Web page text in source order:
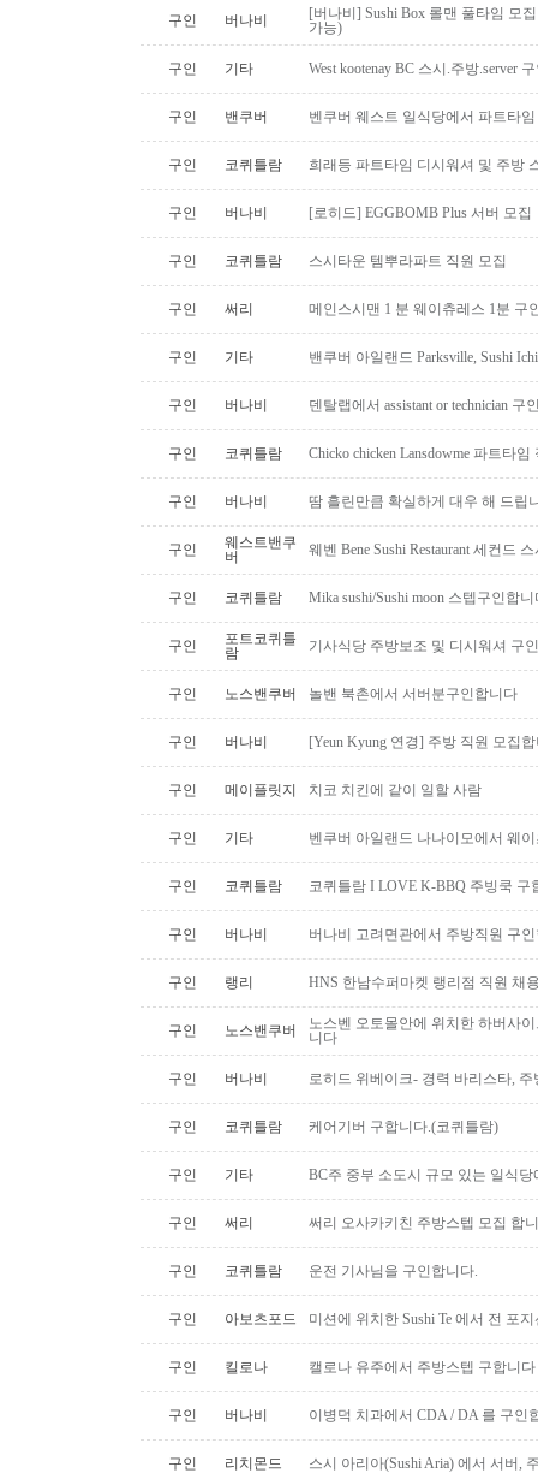
구인 버나비
[버나비] Sushi Box 롤맨 풀타임 모
가능)
구인 기타 West kootenay BC 스시.주방.server
구인 밴쿠버 벤쿠버 웨스트 일식당에서 파트타
구인 코퀴틀람 희래등 파트타임 디시워셔 및 주방
구인 버나비 [로히드] EGGBOMB Plus 서버 모집
구인 코퀴틀람 스시타운 템뿌라파트 직원 모집
구인 써리 메인스시맨 1 분 웨이츄레스 1분 구
구인 기타 밴쿠버 아일랜드 Parksville, Sushi
구인 버나비 덴탈랩에서 assistant or technician 구
구인 코퀴틀람 Chicko chicken Lansdowme 파트타
구인 버나비 땀 흘린만큼 확실하게 대우 해 드립
구인
웨스트밴쿠
버
웨벤 Bene Sushi Restaurant 세컨드
구인 코퀴틀람 Mika sushi/Sushi moon 스텝구인합
구인
포트코퀴틀
람
기사식당 주방보조 및 디시워셔 구
구인 노스밴쿠버 놀밴 북촌에서 서버분구인합니다
구인 버나비 [Yeun Kyung 연경] 주방 직원 모집
구인 메이플릿지 치코 치킨에 같이 일할 사람
구인 기타 벤쿠버 아일랜드 나나이모에서 웨
구인 코퀴틀람 코퀴틀람 I LOVE K-BBQ 주빙쿡 구
구인 버나비 버나비 고려면관에서 주방직원 구
구인 랭리 HNS 한남수퍼마켓 랭리점 직원 채
구인 노스밴쿠버
노스벤 오토몰안에 위치한 하버사
니다
구인 버나비 로히드 위베이크- 경력 바리스타, 주
구인 코퀴틀람 케어기버 구합니다.(코퀴틀람)
구인 기타 BC주 중부 소도시 규모 있는 일식
구인 써리 써리 오사카키친 주방스텝 모집 합
구인 코퀴틀람 운전 기사님을 구인합니다.
구인 아보츠포드 미션에 위치한 Sushi Te 에서 전 포
구인 킬로나 캘로나 유주에서 주방스텝 구합니다
구인 버나비 이병덕 치과에서 CDA / DA 를 구인
구인 리치몬드 스시 아리아(Sushi Aria) 에서 서버,